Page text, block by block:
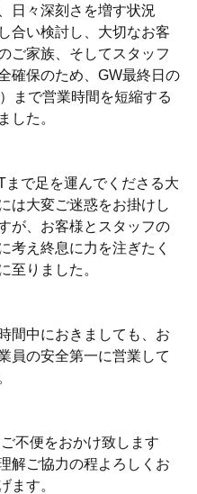
日々深刻さを増す状況
合い検討し、大切なお客
ご家族、そしてスタッフ
確保のため、GW最終日の
まで営業時間を短縮する
した。
まで足を運んでくださる大
は大変ご迷惑をお掛けし
が、お客様とスタッフの
考え終息に力を注ぎたく
至りました。
間中におきましても、お
員の安全第一に営業して
不便をおかけ致します
解ご協力の程よろしくお
ます。